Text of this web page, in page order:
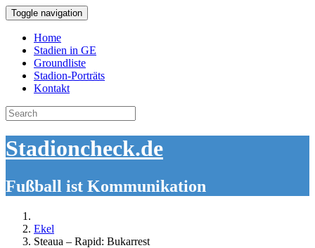
Toggle navigation
Home
Stadien in GE
Groundliste
Stadion-Porträts
Kontakt
Search
for:
Stadioncheck.de
Fußball ist Kommunikation
Ekel
Steaua – Rapid: Bukarrest